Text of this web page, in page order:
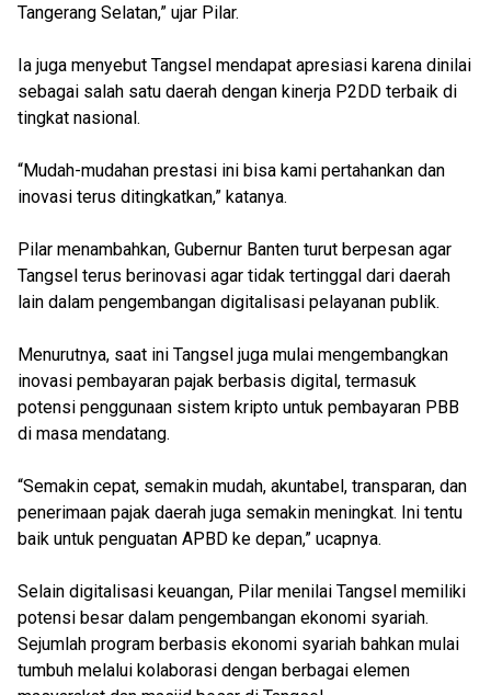
Tangerang Selatan,” ujar Pilar.
Ia juga menyebut Tangsel mendapat apresiasi karena dinilai
sebagai salah satu daerah dengan kinerja P2DD terbaik di
tingkat nasional.
“Mudah-mudahan prestasi ini bisa kami pertahankan dan
inovasi terus ditingkatkan,” katanya.
Pilar menambahkan, Gubernur Banten turut berpesan agar
Tangsel terus berinovasi agar tidak tertinggal dari daerah
lain dalam pengembangan digitalisasi pelayanan publik.
Menurutnya, saat ini Tangsel juga mulai mengembangkan
inovasi pembayaran pajak berbasis digital, termasuk
potensi penggunaan sistem kripto untuk pembayaran PBB
di masa mendatang.
“Semakin cepat, semakin mudah, akuntabel, transparan, dan
penerimaan pajak daerah juga semakin meningkat. Ini tentu
baik untuk penguatan APBD ke depan,” ucapnya.
Selain digitalisasi keuangan, Pilar menilai Tangsel memiliki
potensi besar dalam pengembangan ekonomi syariah.
Sejumlah program berbasis ekonomi syariah bahkan mulai
tumbuh melalui kolaborasi dengan berbagai elemen